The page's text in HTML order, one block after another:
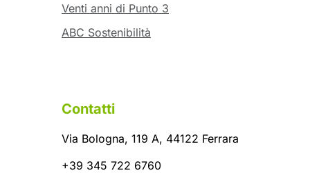
Venti anni di Punto 3
ABC Sostenibilità
Contatti
Via Bologna, 119 A, 44122 Ferrara
+39 345 722 6760